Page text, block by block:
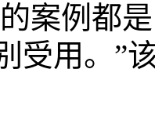
案例都
受用。”